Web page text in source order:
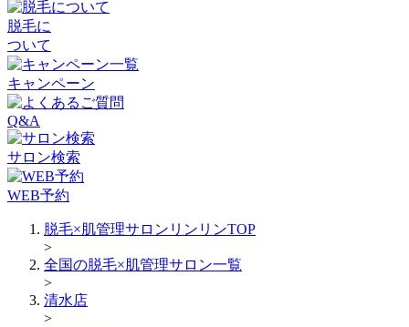
脱毛に
ついて
キャンペーン
Q&A
サロン検索
WEB予約
脱毛×肌管理サロンリンリンTOP
>
全国の脱毛×肌管理サロン一覧
>
清水店
>